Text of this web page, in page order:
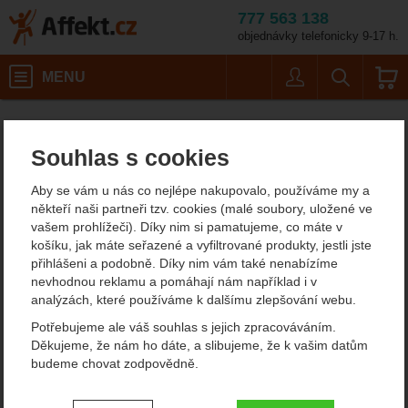
Souhlas s cookies
Aby se vám u nás co nejlépe nakupovalo, používáme my a
někteří naši partneři tzv. cookies (malé soubory, uložené ve
vašem prohlížeči). Díky nim si pamatujeme, co máte v
košíku, jak máte seřazené a vyfiltrované produkty, jestli jste
přihlášeni a podobně. Díky nim vám také nenabízíme
nevhodnou reklamu a pomáhají nám například i v
analýzách, které používáme k dalšímu zlepšování webu.
Potřebujeme ale váš souhlas s jejich zpracováváním.
Děkujeme, že nám ho dáte, a slibujeme, že k vašim datům
budeme chovat zodpovědně.
Nastavení souhlasů s kategoriemi
777 563 138
objednávky telefonicky 9-17 h.
MENU
Sea to Summit Spinifex Ankle
Sea to Summit Spinifex
Ankle Gaiters Canvas
Fotografie